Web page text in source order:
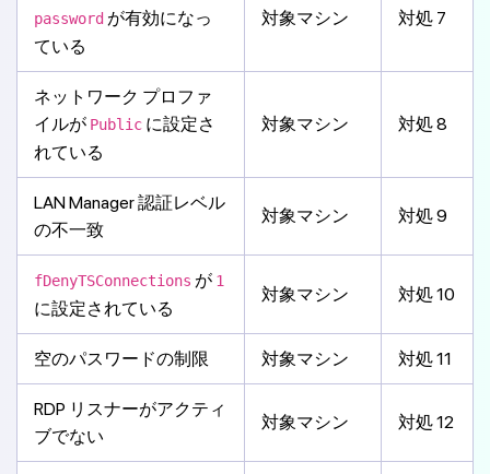
password が有効になっ
ている
対象マシン 対処 7
ネットワーク プロファ
イルが Public に設定さ
れている
対象マシン 対処 8
LAN Manager 認証レベル
の不一致
対象マシン 対処 9
fDenyTSConnections が 1
に設定されている
対象マシン 対処 10
空のパスワードの制限 対象マシン 対処 11
RDP リスナーがアクティ
ブでない
対象マシン 対処 12